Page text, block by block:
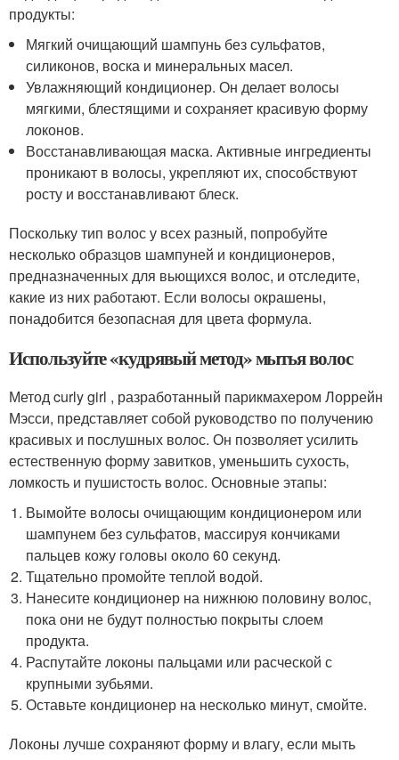
продукты:
Мягкий очищающий шампунь без сульфатов,
силиконов, воска и минеральных масел.
Увлажняющий кондиционер. Он делает волосы
мягкими, блестящими и сохраняет красивую форму
локонов.
Восстанавливающая маска. Активные ингредиенты
проникают в волосы, укрепляют их, способствуют
росту и восстанавливают блеск.
Поскольку тип волос у всех разный, попробуйте
несколько образцов шампуней и кондиционеров,
предназначенных для вьющихся волос, и отследите,
какие из них работают. Если волосы окрашены,
понадобится безопасная для цвета формула.
Используйте «кудрявый метод» мытья волос
Метод curly girl , разработанный парикмахером Лоррейн
Мэсси, представляет собой руководство по получению
красивых и послушных волос. Он позволяет усилить
естественную форму завитков, уменьшить сухость,
ломкость и пушистость волос. Основные этапы:
Вымойте волосы очищающим кондиционером или
шампунем без сульфатов, массируя кончиками
пальцев кожу головы около 60 секунд.
Тщательно промойте теплой водой.
Нанесите кондиционер на нижнюю половину волос,
пока они не будут полностью покрыты слоем
продукта.
Распутайте локоны пальцами или расческой с
крупными зубьями.
Оставьте кондиционер на несколько минут, смойте.
Локоны лучше сохраняют форму и влагу, если мыть